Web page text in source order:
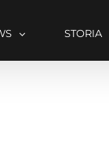
STORIA